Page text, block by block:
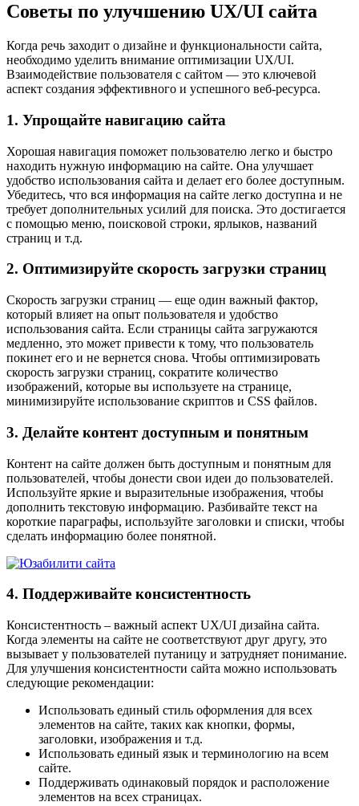
Советы по улучшению UX/UI сайта
Когда речь заходит о дизайне и функциональности сайта,
необходимо уделить внимание оптимизации UX/UI.
Взаимодействие пользователя с сайтом — это ключевой
аспект создания эффективного и успешного веб-ресурса.
1. Упрощайте навигацию сайта
Хорошая навигация поможет пользователю легко и быстро
находить нужную информацию на сайте. Она улучшает
удобство использования сайта и делает его более доступным.
Убедитесь, что вся информация на сайте легко доступна и не
требует дополнительных усилий для поиска. Это достигается
с помощью меню, поисковой строки, ярлыков, названий
страниц и т.д.
2. Оптимизируйте скорость загрузки страниц
Скорость загрузки страниц — еще один важный фактор,
который влияет на опыт пользователя и удобство
использования сайта. Если страницы сайта загружаются
медленно, это может привести к тому, что пользователь
покинет его и не вернется снова. Чтобы оптимизировать
скорость загрузки страниц, сократите количество
изображений, которые вы используете на странице,
минимизируйте использование скриптов и CSS файлов.
3. Делайте контент доступным и понятным
Контент на сайте должен быть доступным и понятным для
пользователей, чтобы донести свои идеи до пользователей.
Используйте яркие и выразительные изображения, чтобы
дополнить текстовую информацию. Разбивайте текст на
короткие параграфы, используйте заголовки и списки, чтобы
сделать информацию более понятной.
4. Поддерживайте консистентность
Консистентность – важный аспект UX/UI дизайна сайта.
Когда элементы на сайте не соответствуют друг другу, это
вызывает у пользователей путаницу и затрудняет понимание.
Для улучшения консистентности сайта можно использовать
следующие рекомендации:
Использовать единый стиль оформления для всех
элементов на сайте, таких как кнопки, формы,
заголовки, изображения и т.д.
Использовать единый язык и терминологию на всем
сайте.
Поддерживать одинаковый порядок и расположение
элементов на всех страницах.